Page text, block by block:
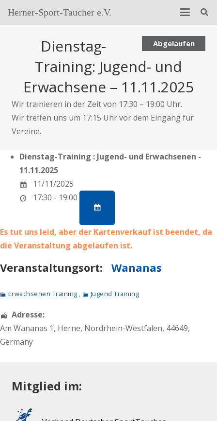
Herner-Sport-Taucher e.V.
Abgelaufen
Dienstag-
Training: Jugend- und
Erwachsene – 11.11.2025
Wir trainieren in der Zeit von 17:30 – 19:00 Uhr.
Wir treffen uns um 17:15 Uhr vor dem Eingang für
Vereine.
Dienstag-Training : Jugend- und Erwachsenen -
11.11.2025
11/11/2025
17:30 - 19:00
Es tut uns leid, aber der Kartenverkauf ist beendet, da
die Veranstaltung abgelaufen ist.
Veranstaltungsort: Wananas
Erwachsenen Training , Jugend Training
Adresse:
Am Wananas 1, Herne, Nordrhein-Westfalen, 44649,
Germany
Mitglied im: